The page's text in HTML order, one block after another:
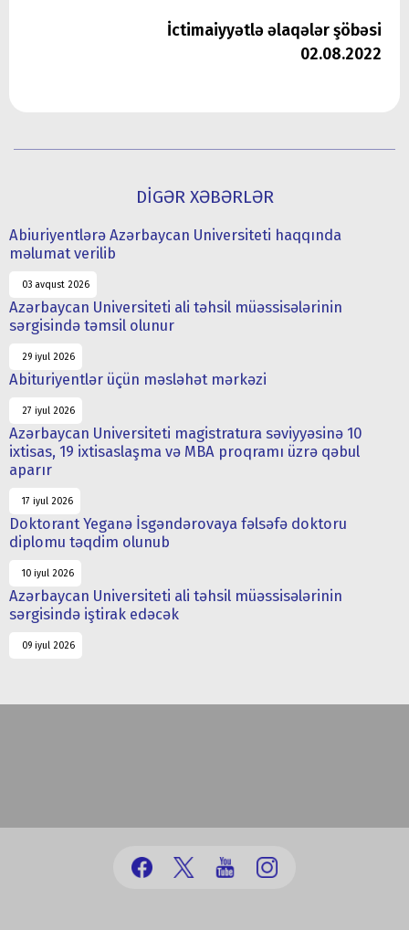
İctimaiyyətlə əlaqələr şöbəsi
02.08.2022
DİGƏR XƏBƏRLƏR
Abiuriyentlərə Azərbaycan Universiteti haqqında
məlumat verilib
03 avqust 2026
Azərbaycan Universiteti ali təhsil müəssisələrinin
sərgisində təmsil olunur
29 iyul 2026
Abituriyentlər üçün məsləhət mərkəzi
27 iyul 2026
Azərbaycan Universiteti magistratura səviyyəsinə 10
ixtisas, 19 ixtisaslaşma və MBA proqramı üzrə qəbul
aparır
17 iyul 2026
Doktorant Yeganə İsgəndərovaya fəlsəfə doktoru
diplomu təqdim olunub
10 iyul 2026
Azərbaycan Universiteti ali təhsil müəssisələrinin
sərgisində iştirak edəcək
09 iyul 2026